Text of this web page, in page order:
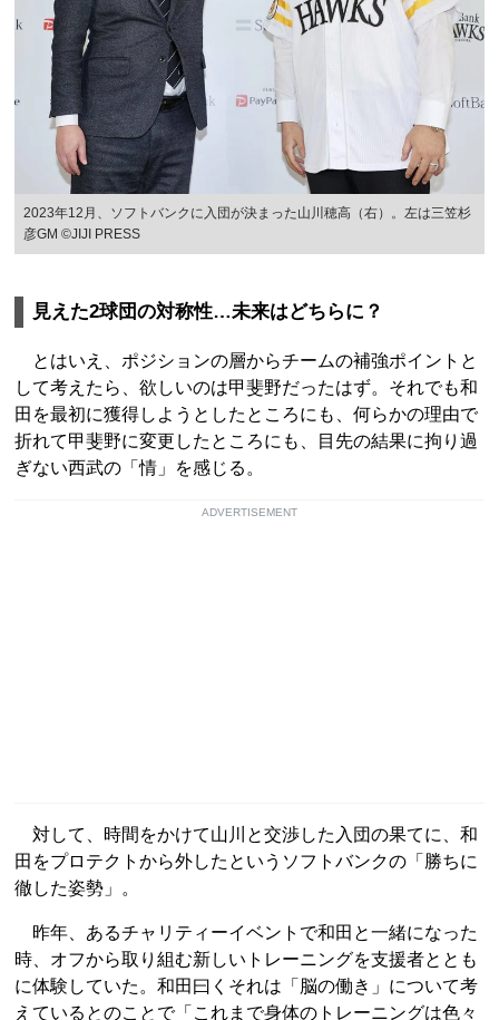
2023年12月、ソフトバンクに入団が決まった山川穂高（右）。左は三笠杉
彦GM ©JIJI PRESS
見えた2球団の対称性…未来はどちらに？
とはいえ、ポジションの層からチームの補強ポイントと
して考えたら、欲しいのは甲斐野だったはず。それでも和
田を最初に獲得しようとしたところにも、何らかの理由で
折れて甲斐野に変更したところにも、目先の結果に拘り過
ぎない西武の「情」を感じる。
ADVERTISEMENT
対して、時間をかけて山川と交渉した入団の果てに、和
田をプロテクトから外したというソフトバンクの「勝ちに
徹した姿勢」。
昨年、あるチャリティーイベントで和田と一緒になった
時、オフから取り組む新しいトレーニングを支援者ととも
に体験していた。和田曰くそれは「脳の働き」について考
えているとのことで「これまで身体のトレーニングは色々